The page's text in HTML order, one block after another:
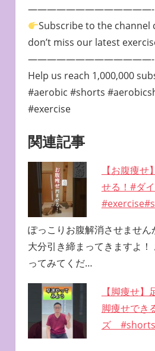
—————————————-
Subscribe to the channel
don’t miss our latest
—————————————-
Help us reach 1,000,000
#aerobic #shorts
#exercise
関連記事
【お腹痩
せる！#ダ
ぽっこりお腹解消させません
大分引き締まってきますよ
ってみてくだ…
【脚痩せ
脚痩せでき
ズ #shorts